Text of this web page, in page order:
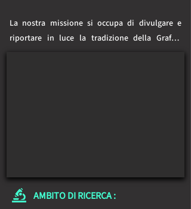
La nostra missione si occupa di divulgare e
riportare in luce la tradizione della Grafica
questo settore, ognuno con una sua peculiare
specializzazione grafica maturata in diverse
AMBITO DI RICERCA :